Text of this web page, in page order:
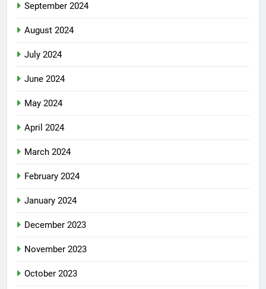
September 2024
August 2024
July 2024
June 2024
May 2024
April 2024
March 2024
February 2024
January 2024
December 2023
November 2023
October 2023